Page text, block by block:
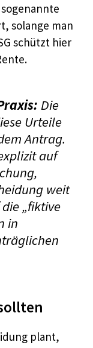
solange man
schützt hier
Die
Urteile
Antrag.
auf
weit
„fiktive
in
plant,